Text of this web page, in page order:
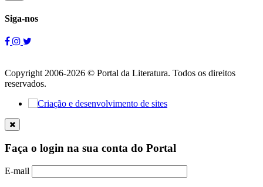
Siga-nos
Copyright 2006-2026 © Portal da Literatura. Todos os direitos
reservados.
Faça o login na sua conta do Portal
E-mail